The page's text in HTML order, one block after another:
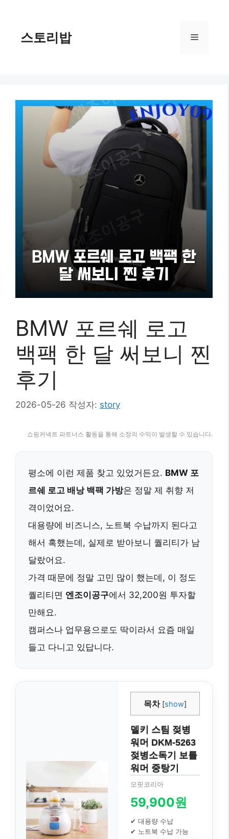
스토리밥 메
BMW 포르쉐 로고
백팩 한 달 써보니 찐
후기
2026-05-26 작성자: story
쇼핑커넥트 파트너스 활동을 통해 소정의 수익이 발생할 수 있습니다.
평소에 이런 제품 찾고 있었거든요. BMW 포
르쉐 로고 배낭 백팩 가방은 정말 제 취향 저
격이었어요.
대용량에 비즈니스, 노트북 수납까지 된다고
해서 혹했는데, 실제로 받아보니 퀄리티가 남
달랐어요.
가격 때문에 정말 고민 많이 했는데, 이 정도
퀄리티면 엔조이공구에서 32,200원 투자할
만해요.
캠퍼스나 업무용으로도 딱이라서 요즘 매일
들고 다니고 있답니다.
목차 [show]
델키 스팀 젖병
워머 DKM-5263
젖병소독기 보틀
워머 중탕기
모핏코리아
59,900원
✔ 대용량 수납
✔ 노트북 수납 가능